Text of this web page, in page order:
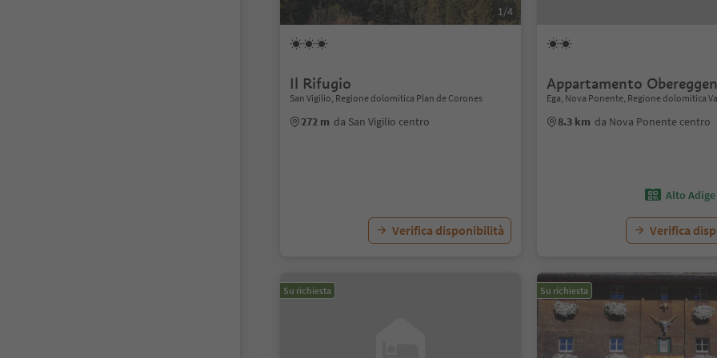
1/4
Il Rifugio
San Vigilio, Regione dolomitica Plan de Corones
272 m da San Vigilio centro
Verifica disponibilità
Appartamento
Ega, Nova Ponente, Regione dolomitica
8.3 km da Nova Ponente centro
Alto Adige
Verifica
Su richiesta Su richiesta